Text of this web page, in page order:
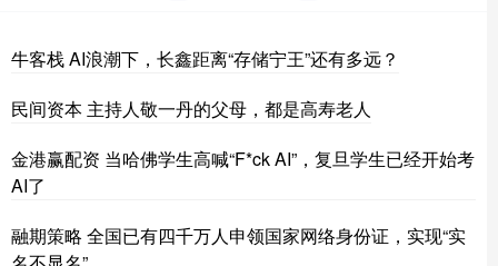
牛客栈 AI浪潮下，长鑫距离“存储宁王”还有多远？
民间资本 主持人敬一丹的父母，都是高寿老人
金港赢配资 当哈佛学生高喊“F*ck AI”，复旦学生已经开始考
AI了
融期策略 全国已有四千万人申领国家网络身份证，实现“实